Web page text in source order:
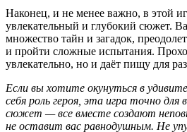
Наконец, и не менее важно, в этой
увлекательный и глубокий сюжет.
множество тайн и загадок,
и пройти сложные испытания.
увлекательно, но и даёт пищу для
Если вы хотите окунуться в
себя роль героя, эта игра точно для
сюжет — все вместе создают
не оставит вас равнодушным. Не